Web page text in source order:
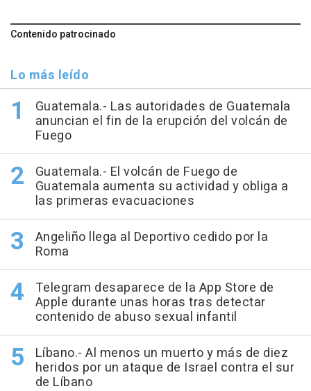
Contenido patrocinado
Lo más leído
Guatemala.- Las autoridades de Guatemala
anuncian el fin de la erupción del volcán de
Fuego
Guatemala.- El volcán de Fuego de
Guatemala aumenta su actividad y obliga a
las primeras evacuaciones
Angeliño llega al Deportivo cedido por la
Roma
Telegram desaparece de la App Store de
Apple durante unas horas tras detectar
contenido de abuso sexual infantil
Líbano.- Al menos un muerto y más de diez
heridos por un ataque de Israel contra el sur
de Líbano